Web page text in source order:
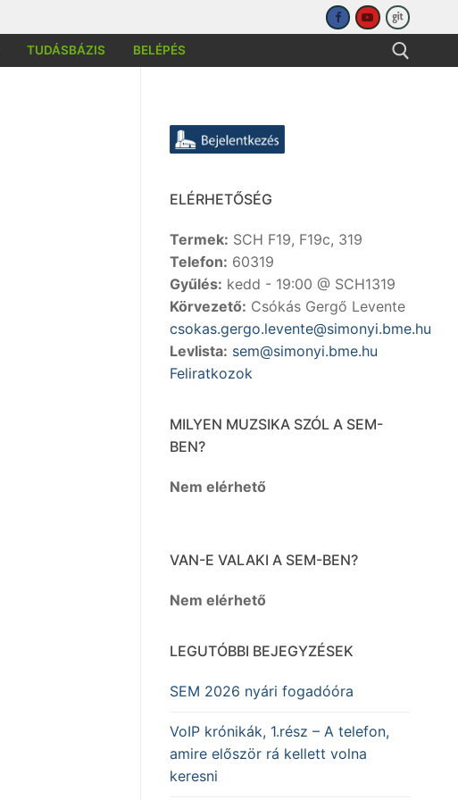
TUDÁSBÁZIS BELÉPÉS
ELÉRHETŐSÉG
Termek: SCH F19, F19c, 319
Telefon: 60319
Gyűlés: kedd - 19:00 @ SCH1319
Körvezető: Csókás Gergő Levente
csokas.gergo.levente@simonyi.bme.hu
Levlista: sem@simonyi.bme.hu
Feliratkozok
MILYEN MUZSIKA SZÓL A SEM-
BEN?
Nem elérhető
VAN-E VALAKI A SEM-BEN?
Nem elérhető
LEGUTÓBBI BEJEGYZÉSEK
SEM 2026 nyári fogadóóra
VoIP krónikák, 1.rész – A telefon,
amire először rá kellett volna
keresni